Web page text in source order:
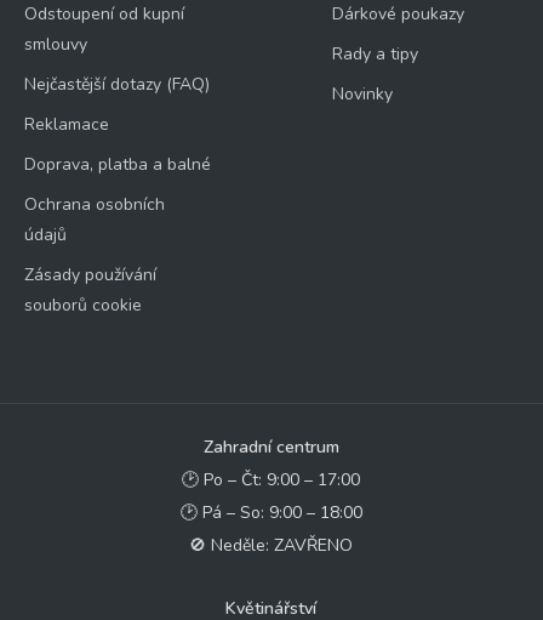
Odstoupení od kupní
smlouvy
Nejčastější dotazy (FAQ)
Reklamace
Doprava, platba a balné
Ochrana osobních
údajů
Zásady používání
souborů cookie
Dárkové poukazy
Rady a tipy
Novinky
Zahradní centrum
🕑 Po – Čt: 9:00 – 17:00
🕑 Pá – So: 9:00 – 18:00
🚫 Neděle: ZAVŘENO
Květinářství